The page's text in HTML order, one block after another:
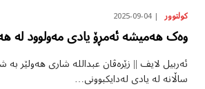
کولتوور 2025-09-04
وەک هەمیشە ئەمڕۆ یادی مەولوود لە
ئەربیل لایف || زێرەڤان عبداللە شاری هەولێر بە
ساڵانە لە یادی لەدایکبوونی…